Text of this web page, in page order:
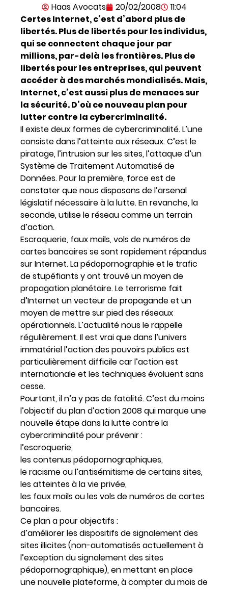
Haas Avocats 20/02/2008
11:04
Certes Internet, c’est d’abord plus de
libertés. Plus de libertés pour les individus,
qui se connectent chaque jour par
millions, par-delà les frontières. Plus de
libertés pour les entreprises, qui peuvent
accéder à des marchés mondialisés. Mais,
Internet, c’est aussi plus de menaces sur
la sécurité. D’où ce nouveau plan pour
lutter contre la cybercriminalité.
Il existe deux formes de cybercriminalité. L’une
consiste dans l’atteinte aux réseaux. C’est le
piratage, l’intrusion sur les sites, l’attaque d’un
Système de Traitement Automatisé de
Données. Pour la première, force est de
constater que nous disposons de l’arsenal
législatif nécessaire à la lutte. En revanche, la
seconde, utilise le réseau comme un terrain
d’action.
Escroquerie, faux mails, vols de numéros de
cartes bancaires se sont rapidement répandus
sur Internet. La pédopornographie et le trafic
de stupéfiants y ont trouvé un moyen de
propagation planétaire. Le terrorisme fait
d’Internet un vecteur de propagande et un
moyen de mettre sur pied des réseaux
opérationnels. L’actualité nous le rappelle
régulièrement. Il est vrai que dans l’univers
immatériel l’action des pouvoirs publics est
particulièrement difficile car l’action est
internationale et les techniques évoluent sans
cesse.
Pourtant, il n’a y pas de fatalité. C’est du moins
l’objectif du plan d’action 2008 qui marque une
nouvelle étape dans la lutte contre la
cybercriminalité pour prévenir :
l’escroquerie,
les contenus pédopornographiques,
le racisme ou l’antisémitisme de certains sites,
les atteintes à la vie privée,
les faux mails ou les vols de numéros de cartes
bancaires.
Ce plan a pour objectifs :
d’améliorer les dispositifs de signalement des
sites illicites (non-automatisés actuellement à
l’exception du signalement des sites
pédopornographique), en mettant en place
une nouvelle plateforme, à compter du mois de